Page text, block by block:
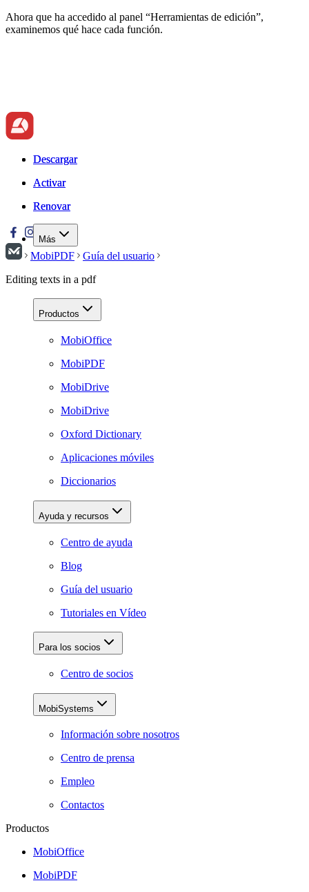
Ahora que ha accedido al panel “Herramientas de edición”,
examinemos qué hace cada función.
Descargar
Activar
Renovar
Más
Descargar
Activar
Renovar
MobiPDF
Guía del usuario
Editing texts in a pdf
Productos
MobiOffice
MobiPDF
MobiDrive
MobiDrive
Oxford Dictionary
Aplicaciones móviles
Diccionarios
Ayuda y recursos
Centro de ayuda
Blog
Guía del usuario
Tutoriales en Vídeo
Para los socios
Centro de socios
MobiSystems
Información sobre nosotros
Centro de prensa
Empleo
Contactos
Productos
MobiOffice
MobiPDF